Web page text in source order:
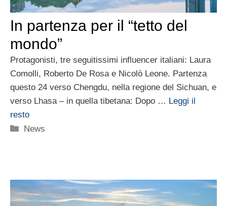
In partenza per il “tetto del
mondo”
Protagonisti, tre seguitissimi influencer italiani: Laura
Comolli, Roberto De Rosa e Nicolò Leone. Partenza
questo 24 verso Chengdu, nella regione del Sichuan, e
verso Lhasa – in quella tibetana: Dopo … Leggi il
resto
Categorie
News